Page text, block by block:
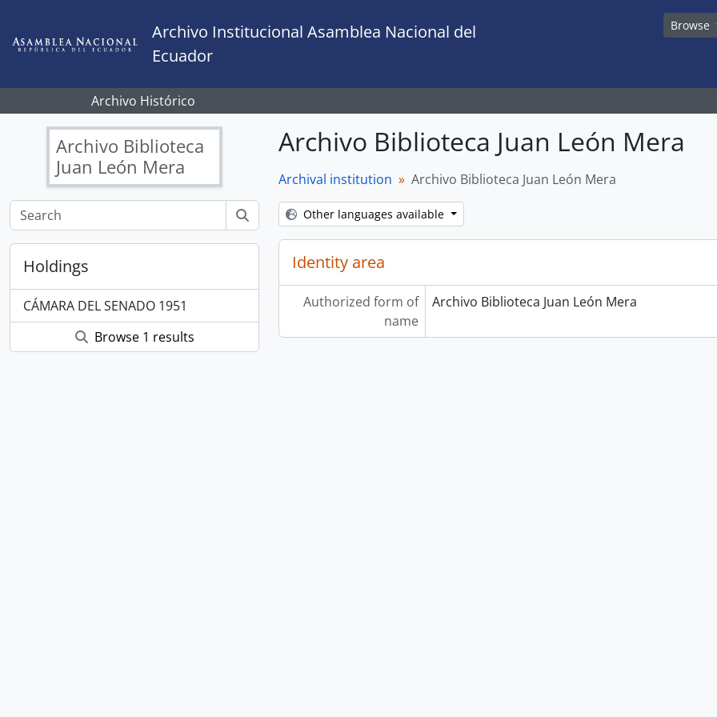
Archivo Institucional Asamblea Nacional del
Ecuador
Browse
Archivo Histórico
Archivo Biblioteca
Juan León Mera
Holdings
CÁMARA DEL SENADO 1951
Browse 1 results
Archivo Biblioteca Juan León Mera
Archival institution Archivo Biblioteca Juan León Mera
Other languages available
Identity area
Authorized form of
name
Archivo Biblioteca Juan León Mera